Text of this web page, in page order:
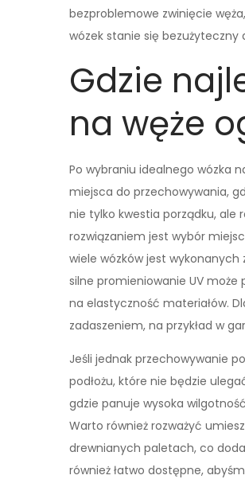
bezproblemowe zwinięcie
wózek stanie się bezużyteczny
Gdzie
na węże
Po wybraniu idealnego wózka
miejsca do przechowywania,
nie tylko kwestia porządku, ale
rozwiązaniem jest wybór
wiele wózków jest wykonanych
silne promieniowanie UV
na elastyczność materiałów.
zadaszeniem, na przykład w
Jeśli jednak przechowywanie
podłożu, które nie będzie
gdzie panuje wysoka
Warto również rozważyć
drewnianych paletach, co
również łatwo dostępne,